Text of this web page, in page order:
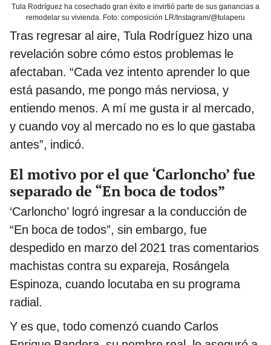
Tula Rodríguez ha cosechado gran éxito e invirtió parte de sus ganancias a
remodelar su vivienda. Foto: composición LR/Instagram/@tulaperu
Tras regresar al aire, Tula Rodríguez hizo una
revelación sobre cómo estos problemas le
afectaban. “Cada vez intento aprender lo que
está pasando, me pongo más nerviosa, y
entiendo menos. A mí me gusta ir al mercado,
y cuando voy al mercado no es lo que gastaba
antes”, indicó.
El motivo por el que ‘Carloncho’ fue
separado de “En boca de todos”
‘Carloncho’ logró ingresar a la conducción de
“En boca de todos”, sin embargo, fue
despedido en marzo del 2021 tras comentarios
machistas contra su expareja, Rosángela
Espinoza, cuando locutaba en su programa
radial.
Y es que, todo comenzó cuando Carlos